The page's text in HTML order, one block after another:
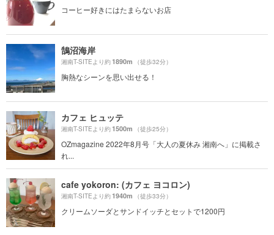
コーヒー好きにはたまらないお店
鵠沼海岸
湘南T-SITEより約1890m （徒歩32分）
胸熱なシーンを思い出せる！
カフェ ヒュッテ
湘南T-SITEより約1500m （徒歩25分）
OZmagazine 2022年8月号「大人の夏休み 湘南へ」に掲載さ
れ...
cafe yokoron: (カフェ ヨコロン)
湘南T-SITEより約1940m （徒歩33分）
クリームソーダとサンドイッチとセットで1200円